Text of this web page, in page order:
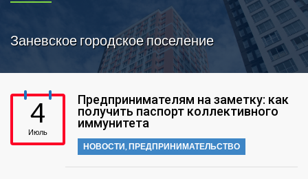
Заневское городское поселение
4
Июль
Предпринимателям на заметку: как
получить паспорт коллективного
иммунитета
НОВОСТИ,ПРЕДПРИНИМАТЕЛЬСТВО